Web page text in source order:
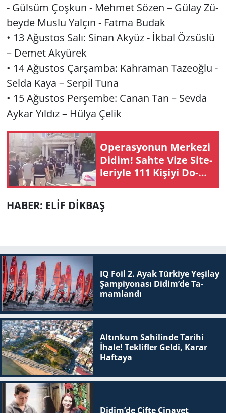
- Gül­süm Çoş­kun - Meh­met Sözen – Gülay Zü­
bey­de Muslu Yal­çın - Fatma Budak
• 13 Ağus­tos Salı: Sinan Akyüz - İkbal Öz­süs­lü
– Demet Ak­yü­rek
• 14 Ağus­tos Çar­şam­ba: Kah­ra­man Ta­ze­oğ­lu -
Selda Kaya – Ser­pil Tuna
• 15 Ağus­tos Per­şem­be: Canan Tan – Sevda
Aykar Yıl­dız – Hülya Çelik
Ope­ras­yo­nun Mer­ke­zi
Didim! Sahte Vize Si­te­
le­riy­le 111 Ki­şi­yi Do­
lan­dı­ran Şe­be­ke­ye
HABER: ELİF DİKBAŞ
IQ Foil 2. Ayak Tür­ki­ye Ye­şi­lay
Şam­pi­yo­na­sı Didim’de Ta­
mam­lan­dı
Altınkum Sahilinde Tarihi
İhale! Teklifler Geldi, Karar
Haftaya
Didim’de Çifte Ci­na­yet